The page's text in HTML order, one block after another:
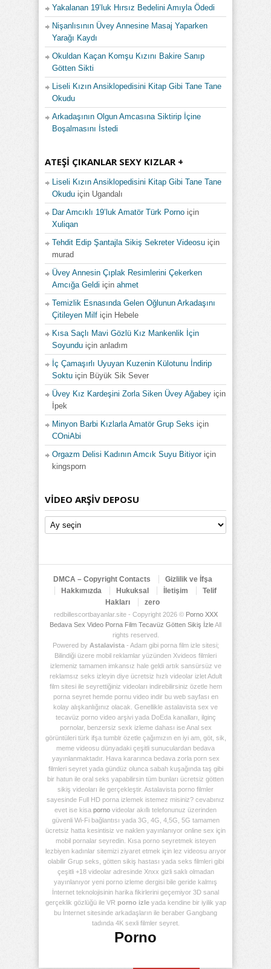
Yakalanan 19’luk Hırsız Bedelini Amıyla Ödedi
Nişanlısının Üvey Annesine Masaj Yaparken
Yarağı Kaydı
Okuldan Kaçan Komşu Kızını Bakire Sanıp
Götten Sikti
Liseli Kızın Ansiklopedisini Kitap Gibi Tane Tane
Okudu
Arkadaşının Olgun Amcasına Siktirip İçine
Boşalmasını İstedi
ATEŞI ÇIKANLAR SEXY KIZLAR +
Liseli Kızın Ansiklopedisini Kitap Gibi Tane Tane
Okudu için Ugandalı
Dar Amcıklı 19’luk Amatör Türk Porno için
Xuliqan
Tehdit Edip Şantajla Sikiş Sekreter Videosu için
murad
Üvey Annesin Çıplak Resimlerini Çekerken
Amcığa Geldi için ahmet
Temizlik Esnasında Gelen Oğlunun Arkadaşını
Çitileyen Milf için Hebele
Kısa Saçlı Mavi Gözlü Kız Mankenlik İçin
Soyundu için anladım
İç Çamaşırlı Uyuyan Kuzenin Külotunu İndirip
Soktu için Büyük Sik Sever
Üvey Kız Kardeşini Zorla Siken Üvey Ağabey için
İpek
Minyon Barbi Kızlarla Amatör Grup Seks için
COniAbi
Orgazm Delisi Kadının Amcık Suyu Bitiyoriçin
kingsporn
VIDEO ARŞIV DEPOSU
Video
Arşiv
DMCA – Copyright Contacts
Gizlilik ve İfşa
Hakkımızda
Hukuksal İletişim
Telif
Hakları
zero
redbillescortbayanlar.site - Copyright 2026 © Porno XXX
Bedava Sex Video Porna Film Tecavüz Götten Sikiş İzleAll
rights reserved.
Powered by Astalavista- Adam gibi porna film izle sitesi;
Bilindiği üzere mobil reklamlar yüzünden Xvideos filmleri
izlemeniz tamamen imkansız hale geldi artık sansürsüz ve
reklamsız seks izleyin diye ücretsiz hızlı videolar izlet Adult
film sitesi ile seyrettiğiniz videoları indirebilirsiniz özetle hem
porna seyret hemde pornu video indir bu web sayfası en
kolay alışkanlığınız olacak. Genellikle astalavista sex ve
tecavüz porno video arşivi yada DoEda kanalları, ilginç
pornolar, benzersiz sexk izleme dahası ise Anal sex
görüntüleri türk ifşa tumblr özetle çağımızın en iyi am, göt, sik,
meme videosu dünyadaki çeşitli sunuculardan bedava
yayınlanmaktadır. Hava kararınca bedava zorla porn sex
filmleri seyret yada gündüz olunca sabah kuşağında taş gibi
bir hatun ile oral seks yapabilirsin tüm bunları ücretsiz götten
sikiş videoları ile gerçekleştir. Astalavista porno filmler
sayesinde Full HD porna izlemek istemez misiniz? cevabınız
evet ise kisa porno videolar akıllı telefonunuz üzerinden
güvenli Wi-Fi bağlantısı yada 3G, 4G, 4,5G, 5G tamamen
ücretsiz hatta kesintisiz ve naklen yayınlanıyor online sex için
mobil pornalar seyredin. Kısa porno seyretmek isteyen
lezbiyen kadınlar sitemizi ziyaret etmek için lez videosu arıyor
olabilir Grup seks, götten sikiş hastası yada seks filmleri gibi
çeşitli +18 videolar adresinde Xnxx gizli saklı olmadan
yayınlanıyor yeni porno izleme dergisi bile geride kalmış
İnternet teknolojisinin harika fikirlerini geçemiyor 3D sanal
gerçeklik gözlüğü ile VR porno izleyada kendine bir iyilik yap
bu İnternet sitesinde arkadaşların ile beraber Gangbang
tadında 4K sexli filmler seyret.
Porno